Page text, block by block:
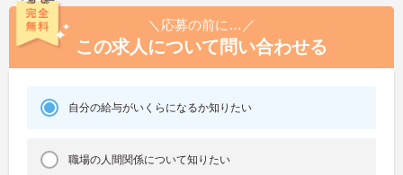
＼応募の前に…／
この求人について問い合わせる
自分の給与がいくらになるか知りたい
職場の人間関係について知りたい